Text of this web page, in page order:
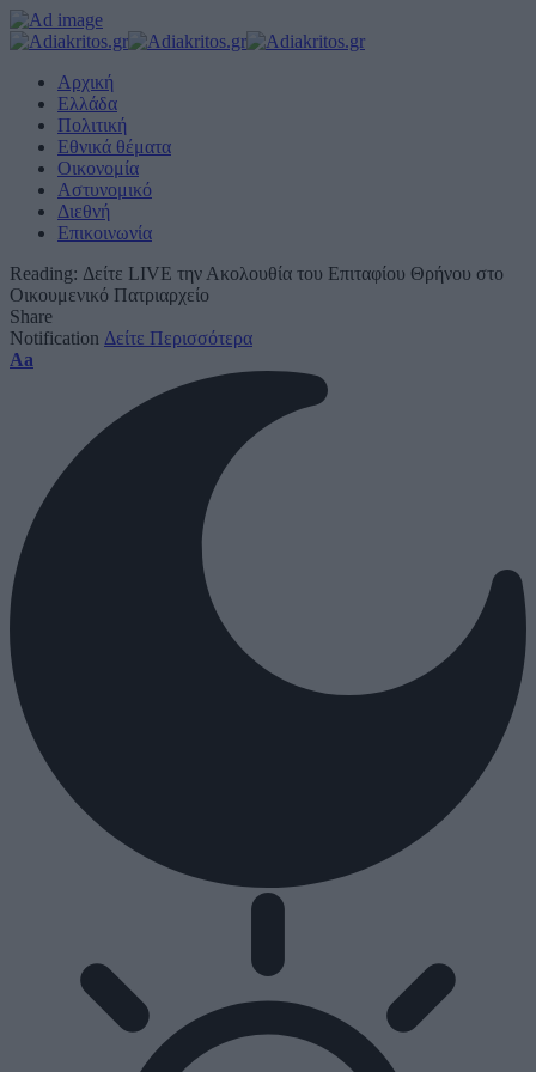
Αρχική
Ελλάδα
Πολιτική
Εθνικά θέματα
Οικονομία
Αστυνομικό
Διεθνή
Επικοινωνία
Reading: Δείτε LIVE την Ακολουθία του Επιταφίου Θρήνου στο
Οικουμενικό Πατριαρχείο
Share
Notification Δείτε Περισσότερα
Font
Aa